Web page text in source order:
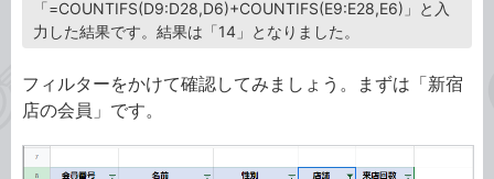
「=COUNTIFS(D9:D28,D6)+COUNTIFS(E9:E28,E6)」と入
力した結果です。結果は「14」となりました。
フィルターをかけて確認してみましょう。まずは「新宿
店の会員」です。